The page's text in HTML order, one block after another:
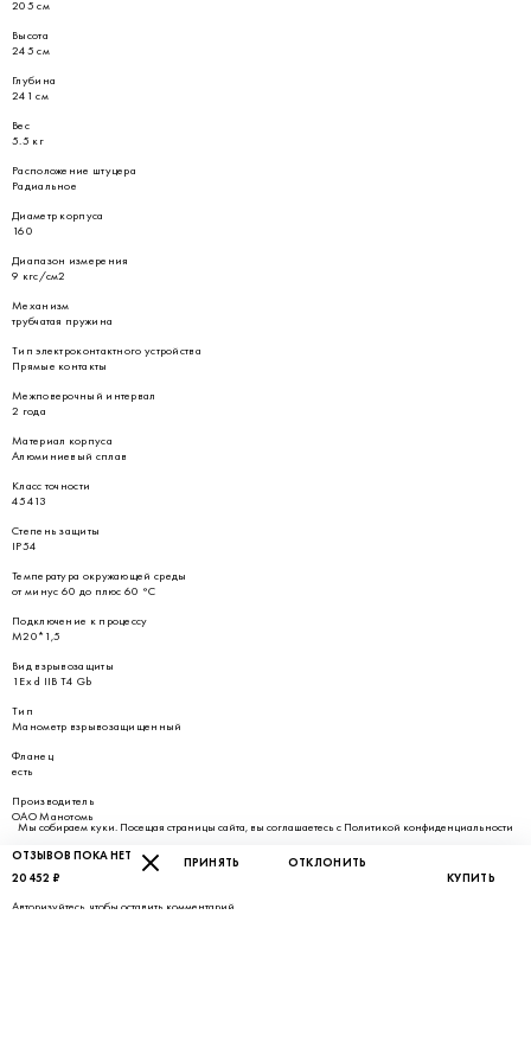
205 см
Высота
245 см
Глубина
241 см
Вес
5.5 кг
Расположение штуцера
Радиальное
Диаметр корпуса
160
Диапазон измерения
9 кгс/см2
Механизм
трубчатая пружина
Тип электроконтактного устройства
Прямые контакты
Межповерочный интервал
2 года
Материал корпуса
Алюминиевый сплав
Класс точности
45413
Степень защиты
IP54
Температура окружающей среды
от минус 60 до плюс 60 °С
Подключение к процессу
М20*1,5
Вид взрывозащиты
1Ех d IIВ Т4 Gb
Тип
Манометр взрывозащищенный
Фланец
есть
Производитель
ОАО Манотомь
ОТЗЫВОВ ПОКА НЕТ
Авторизуйтесь , чтобы оставить комментарий
20 452 ₽ КУПИТЬ
Мы собираем куки. Посещая страницы сайта, вы соглашаетесь с Политикой конфиденциальности
ПРИНЯТЬ ОТКЛОНИТЬ